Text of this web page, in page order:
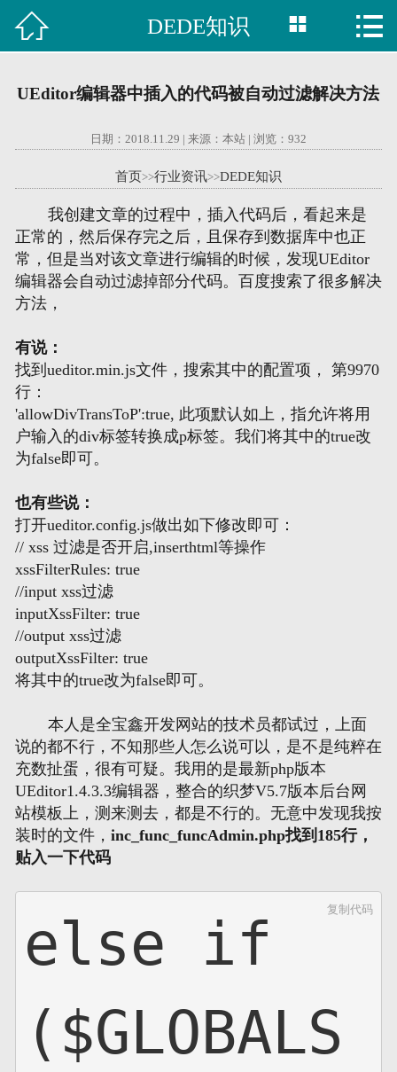
 首页
行业资讯
关于我们
网页地图
XML地图
 DEDE知识  
UEditor编辑器中插入的代码被自动过滤解决方法
日期：2018.11.29 | 来源：本站 | 浏览： 932
首页>>行业资讯>>DEDE知识
我创建文章的过程中，插入代码后，看起来是
正常的，然后保存完之后，且保存到数据库中也正
常，但是当对该文章进行编辑的时候，发现UEditor
编辑器会自动过滤掉部分代码。百度搜索了很多解决
方法，
有说：
找到ueditor.min.js文件，搜索其中的配置项， 第9970
行：
'allowDivTransToP':true, 此项默认如上，指允许将用
户输入的div标签转换成p标签。我们将其中的true改
为false即可。
也有些说：
打开ueditor.config.js做出如下修改即可：
// xss 过滤是否开启,inserthtml等操作
xssFilterRules: true
//input xss过滤
inputXssFilter: true
//output xss过滤
outputXssFilter: true
将其中的true改为false即可。
本人是全宝鑫开发网站的技术员都试过，上面
说的都不行，不知那些人怎么说可以，是不是纯粹在
充数扯蛋，很有可疑。我用的是最新php版本
UEditor1.4.3.3编辑器，整合的织梦V5.7版本后台网
站模板上，测来测去，都是不行的。无意中发现我按
装时的文件， inc_func_funcAdmin.php找到185行，
贴入一下代码
复制代码
else if
($GLOBALS